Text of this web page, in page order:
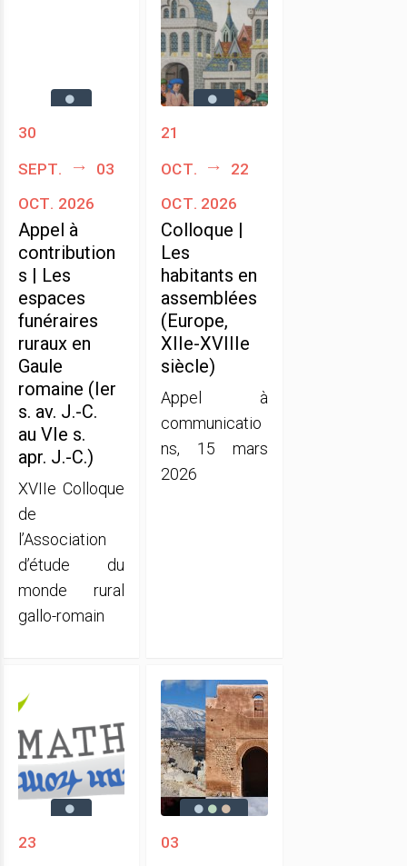
30
sept.
03
oct. 2026
Appel à
contribution
s | Les
espaces
funéraires
ruraux en
Gaule
romaine (Ier
s. av. J.-C.
au VIe s.
apr. J.-C.)
XVIIe Colloque
de
l’Association
d’étude du
monde rural
gallo-romain
21
oct.
22
oct. 2026
Colloque |
Les
habitants en
assemblées
(Europe,
XIIe-XVIIIe
siècle)
Appel à
communicatio
ns, 15 mars
2026
23
03